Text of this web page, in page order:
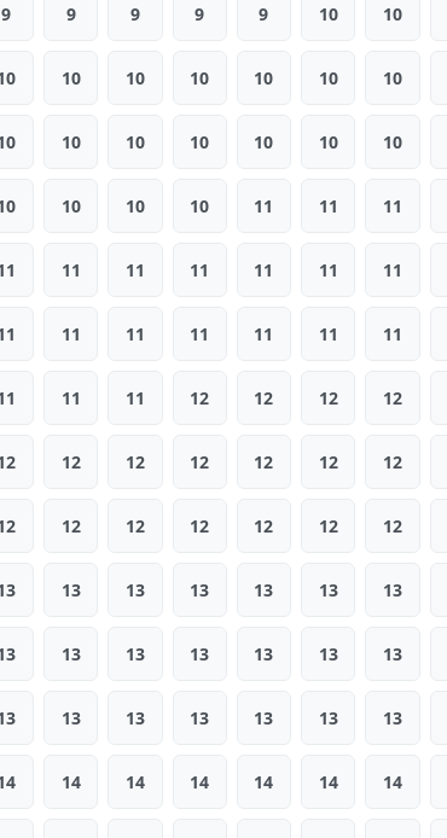
9 9 9 9 9 10 10
10 10 10 10 10 10
10 10 10 10 10 10
10 10 10 11 11 11
11 11 11 11 11 11
11 11 11 11 11 11
11 11 12 12 12 12
12 12 12 12 12 12
12 12 12 12 12 12
13 13 13 13 13 13
13 13 13 13 13 13
13 13 13 13 13 13
14 14 14 14 14 14